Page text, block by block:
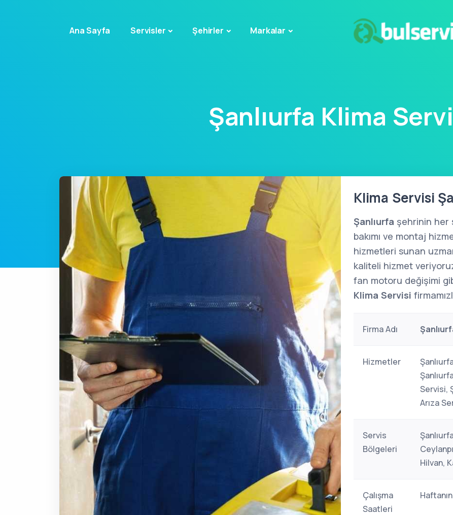
Ana Sayfa Servisler Şehirler Markalar
Şanlıurfa Klima
Klima Servisi
Şanlıurfa şehrinin her
bakımı ve montaj
hizmetleri sunan
kaliteli hizmet
fan motoru değişimi
Klima Servisi
Firma Adı
Hizmetler
Servisi,
Arıza
Servis
Bölgeleri
Hilvan,
Çalışma
Saatleri